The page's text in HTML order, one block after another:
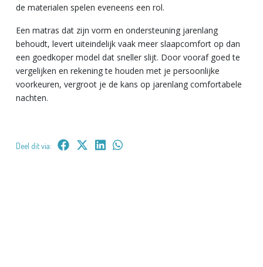
de materialen spelen eveneens een rol.
Een matras dat zijn vorm en ondersteuning jarenlang
behoudt, levert uiteindelijk vaak meer slaapcomfort op dan
een goedkoper model dat sneller slijt. Door vooraf goed te
vergelijken en rekening te houden met je persoonlijke
voorkeuren, vergroot je de kans op jarenlang comfortabele
nachten.
Deel dit via: